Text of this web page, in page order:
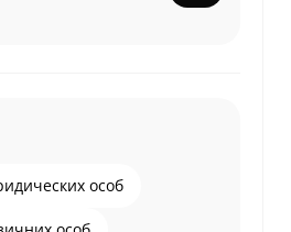
особ